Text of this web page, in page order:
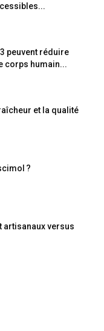
peuvent réduire
corps humain...
et la qualité
?
artisanaux versus